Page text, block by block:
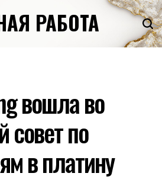
РАБОТА
вошла во
по
в платину